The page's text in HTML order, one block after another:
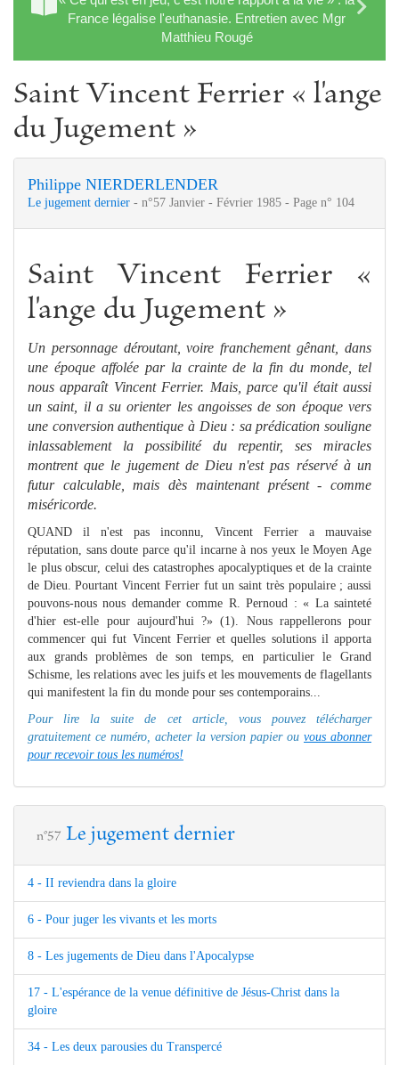
France légalise l'euthanasie. Entretien avec Mgr
Matthieu Rougé
Saint Vincent Ferrier « l'ange
du Jugement »
Philippe NIERDERLENDER
Le jugement dernier - n°57 Janvier - Février 1985 - Page n° 104
Saint Vincent Ferrier «
l'ange du Jugement »
Un personnage déroutant, voire franchement gênant, dans
une époque affolée par la crainte de la fin du monde, tel
nous apparaît VincentFerrier. Mais, parcequ'il était aussi
un saint, il a su orienter les angoisses de son époque vers
une conversion authentique à Dieu : sa prédication souligne
inlassablement la possibilité du repentir, ses miracles
montrent que le jugement de Dieu n'est pas réservé à un
futur calculable, mais dès mainte­nant présent - comme
miséricorde.
QUAND il n'est pas inconnu, Vincent Ferrier a mauvaise
réputation, sans doute parce qu'il incarne à nos yeux le Moyen Age
le plus obscur, celui des catastrophes apocalyptiques et de la crainte
de Dieu. Pourtant Vincent Ferrier fut un saint très populaire ; aussi
pouvons-nous nous demander comme R. Pernoud : « La sainteté
d'hier est-elle pour aujourd'hui ?» (1). Nous rappellerons pour
commencer qui fut Vincent Ferrier et quelles solutions il apporta
aux grands problèmes de son temps, en particulier le Grand
Schisme, les relations avec les juifs et les mouvements de flagellants
qui manifestent la fin du monde pour ses contemporains...
Pour lire la suite de cet article, vous pouvez télécharger
gratuitement ce numéro, acheter la version papier ou vous abonner
pour recevoir tous les numéros!
n°57 Le jugement dernier
4 - II reviendra dans la gloire
6 - Pour juger les vivants et les morts
8 - Les jugements de Dieu dans l'Apocalypse
17 - L'espérance de la venue définitive de Jésus-Christ dans la
gloire
34 - Les deux parousies du Transpercé